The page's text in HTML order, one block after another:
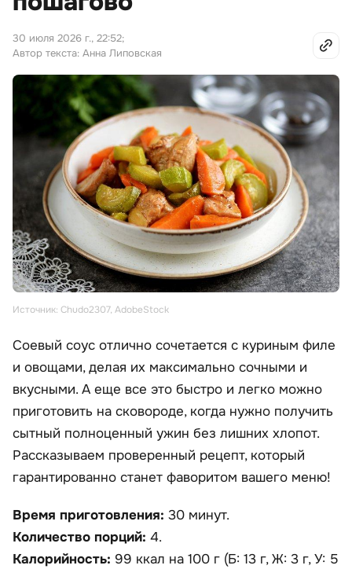
30 июля 2026 г., 22:52;
Автор текста: Анна Липовская
Источник: Chudo2307, AdobeStock
Соевый соус отлично сочетается с куриным филе
и овощами, делая их максимально сочными и
вкусными. А еще все это быстро и легко можно
приготовить на сковороде, когда нужно получить
сытный полноценный ужин без лишних хлопот.
Рассказываем проверенный рецепт, который
гарантированно станет фаворитом вашего меню!
Время приготовления: 30 минут.
Количество порций: 4.
Калорийность: 99 ккал на 100 г (Б: 13 г, Ж: 3 г, У: 5